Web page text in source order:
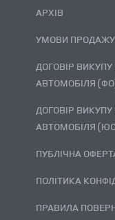
АРХІВ
УМОВИ
ДОГОВІР ВИКУПУ ВЖИВАНОГО
АВТОМОБІЛЯ
ДОГОВІР ВИКУПУ ВЖИВАНОГО
АВТОМОБІЛЯ
ПУБЛІЧНА
ПОЛІТИКА
ПРАВИЛА ПОВЕРНЕННЯ І